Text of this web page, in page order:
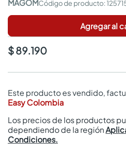
MAGOM :
Agregar al
$ 89.190
Este producto es vendido,
Easy Colombia
Los precios de los productos
dependiendo de la región
Condiciones.